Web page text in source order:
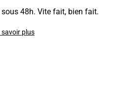
48h. Vite fait, bien fait.
savoir plus